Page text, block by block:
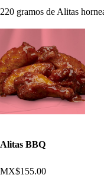
220 gramos de Alitas
Alitas BBQ
MX$155.00